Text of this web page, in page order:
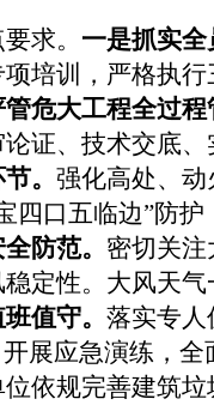
求。 一是抓实全
培训，严格执行
危大工程全过程
证、 技术交底、
。 强化高处、动
四口五临边”防护
全防范。 密切关注
定性。 大风天气
值守。 落实专人
展应急演练，全
依规完善建筑垃